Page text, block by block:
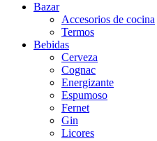
Bazar
Accesorios de cocina
Termos
Bebidas
Cerveza
Cognac
Energizante
Espumoso
Fernet
Gin
Licores